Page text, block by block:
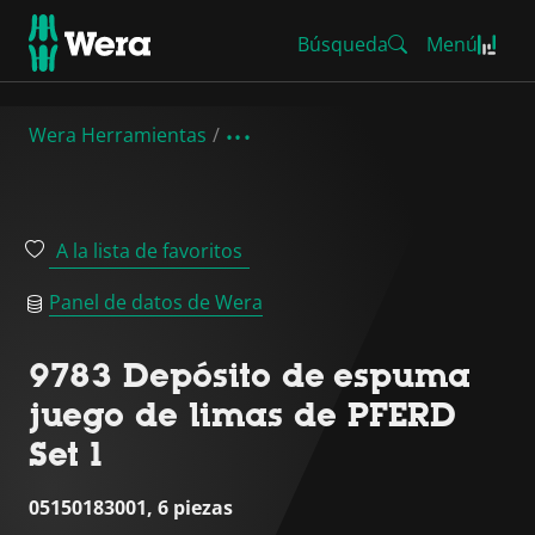
Búsqueda Menú
Wera Herramientas
A la lista de favoritos
Panel de datos de Wera
9783 Depósito de espuma
juego de limas de PFERD
Set 1
05150183001, 6 piezas